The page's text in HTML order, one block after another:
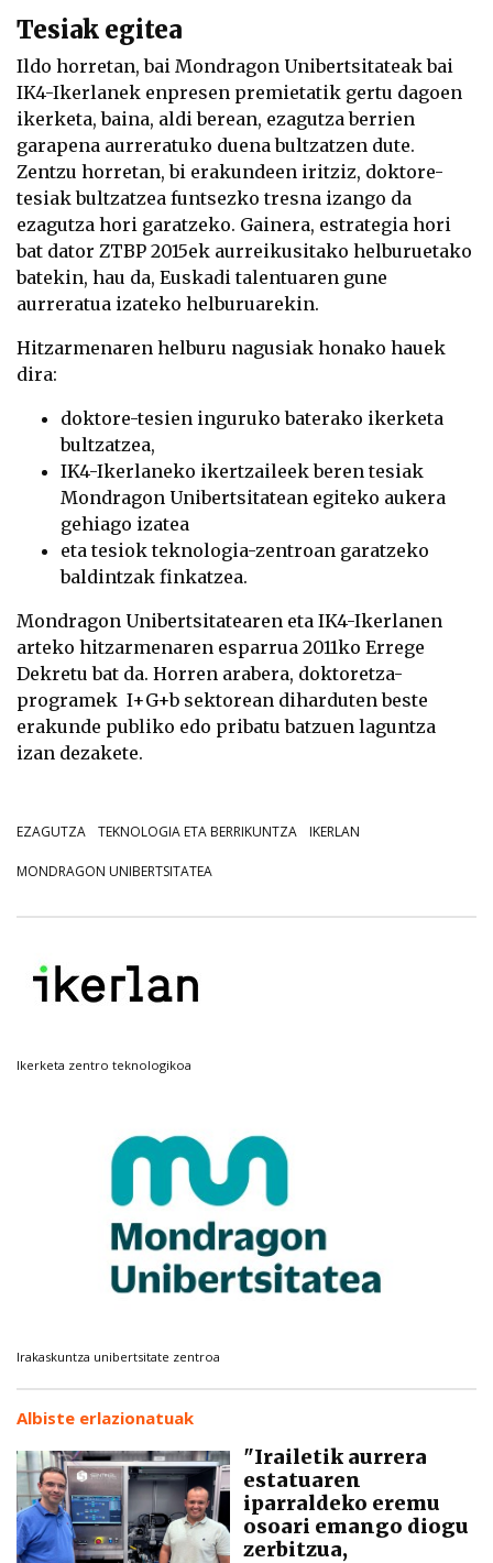
Tesiak egitea
Ildo horretan, bai Mondragon Unibertsitateak bai
IK4-Ikerlanek enpresen premietatik gertu dagoen
ikerketa, baina, aldi berean, ezagutza berrien
garapena aurreratuko duena bultzatzen dute.
Zentzu horretan, bi erakundeen iritziz, doktore-
tesiak bultzatzea funtsezko tresna izango da
ezagutza hori garatzeko. Gainera, estrategia hori
bat dator ZTBP 2015ek aurreikusitako helburuetako
batekin, hau da, Euskadi talentuaren gune
aurreratua izateko helburuarekin.
Hitzarmenaren helburu nagusiak honako hauek
dira:
doktore-tesien inguruko baterako ikerketa
bultzatzea,
IK4-Ikerlaneko ikertzaileek beren tesiak
Mondragon Unibertsitatean egiteko aukera
gehiago izatea
eta tesiok teknologia-zentroan garatzeko
baldintzak finkatzea.
Mondragon Unibertsitatearen eta IK4-Ikerlanen
arteko hitzarmenaren esparrua 2011ko Errege
Dekretu bat da. Horren arabera, doktoretza-
programek I+G+b sektorean diharduten beste
erakunde publiko edo pribatu batzuen laguntza
izan dezakete.
EZAGUTZA TEKNOLOGIA ETA BERRIKUNTZA IKERLAN
MONDRAGON UNIBERTSITATEA
Ikerketa zentro teknologikoa
Irakaskuntza unibertsitate zentroa
Albiste erlazionatuak
"Irailetik aurrera
estatuaren
iparraldeko eremu
osoari emango diogu
zerbitzua,